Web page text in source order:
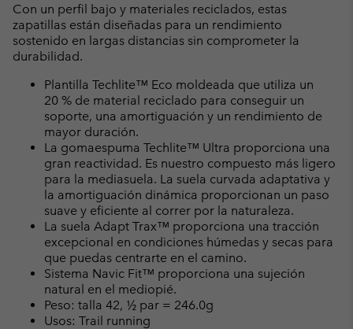
Con un perfil bajo y materiales reciclados, estas
zapatillas están diseñadas para un rendimiento
sostenido en largas distancias sin comprometer la
durabilidad.
Plantilla Techlite™ Eco moldeada que utiliza un
20 % de material reciclado para conseguir un
soporte, una amortiguación y un rendimiento de
mayor duración.
La gomaespuma Techlite™ Ultra proporciona una
gran reactividad. Es nuestro compuesto más ligero
para la mediasuela. La suela curvada adaptativa y
la amortiguación dinámica proporcionan un paso
suave y eficiente al correr por la naturaleza.
La suela Adapt Trax™ proporciona una tracción
excepcional en condiciones húmedas y secas para
que puedas centrarte en el camino.
Sistema Navic Fit™ proporciona una sujeción
natural en el mediopié.
Peso: talla 42, ½ par = 246.0g
Usos: Trail running